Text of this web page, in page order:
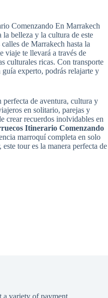
Comenzando En Marrakech
belleza y la cultura de este
de Marrakech hasta la
viaje te llevará a través de
culturales ricas. Con transporte
experto, podrás relajarte y
de aventura, cultura y
en solitario, parejas y
crear recuerdos inolvidables en
Itinerario Comenzando
marroquí completa en solo
tour es la manera perfecta de
a variety of payment